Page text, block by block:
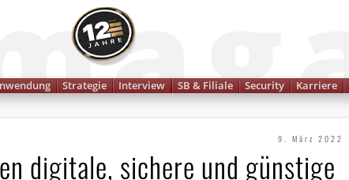
Strategie Interview SB & Filiale Security Karriere
9. März 2022
digitale, sichere und günstige